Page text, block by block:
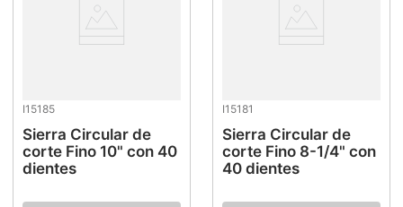
I15185
Sierra Circular de
corte Fino 10" con 40
dientes
I15181
Sierra Circular de
corte Fino 8-1/4" con
40 dientes